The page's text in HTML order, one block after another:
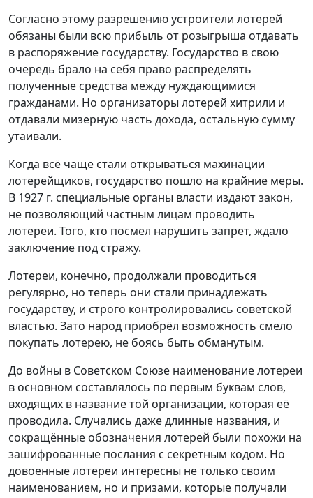
Согласно этому разрешению устроители лотерей
обязаны были всю прибыль от розыгрыша отдавать
в распоряжение государству. Государство в свою
очередь брало на себя право распределять
полученные средства между нуждающимися
гражданами. Но организаторы лотерей хитрили и
отдавали мизерную часть дохода, остальную сумму
утаивали.
Когда всё чаще стали открываться махинации
лотерейщиков, государство пошло на крайние меры.
В 1927 г. специальные органы власти издают закон,
не позволяющий частным лицам проводить
лотереи. Того, кто посмел нарушить запрет, ждало
заключение под стражу.
Лотереи, конечно, продолжали проводиться
регулярно, но теперь они стали принадлежать
государству, и строго контролировались советской
властью. Зато народ приобрёл возможность смело
покупать лотерею, не боясь быть обманутым.
До войны в Советском Союзе наименование лотереи
в основном составлялось по первым буквам слов,
входящих в название той организации, которая её
проводила. Случались даже длинные названия, и
сокращённые обозначения лотерей были похожи на
зашифрованные послания с секретным кодом. Но
довоенные лотереи интересны не только своим
наименованием, но и призами, которые получали